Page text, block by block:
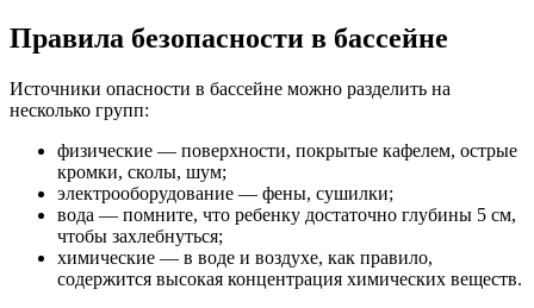
Правила безопасности в бассейне
Источники опасности в бассейне можно разделить на
несколько групп:
физические — поверхности, покрытые кафелем, острые
кромки, сколы, шум;
электрооборудование — фены, сушилки;
вода — помните, что ребенку достаточно глубины 5 см,
чтобы захлебнуться;
химические — в воде и воздухе, как правило,
содержится высокая концентрация химических веществ.